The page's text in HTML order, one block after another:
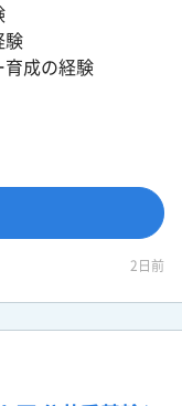
験
育成の経験
2日前